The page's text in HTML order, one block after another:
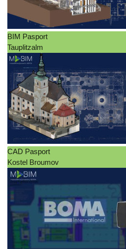
BIM Pasport
Tauplitzalm
CAD Pasport
Kostel Broumov